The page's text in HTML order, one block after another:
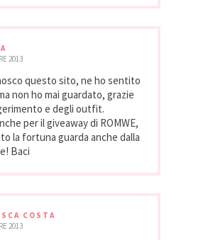
2013
questo sito, ne ho sentito
non ho mai guardato, grazie
e degli outfit.
per il giveaway di ROMWE,
la fortuna guarda anche dalla
Baci
COSTA
2013